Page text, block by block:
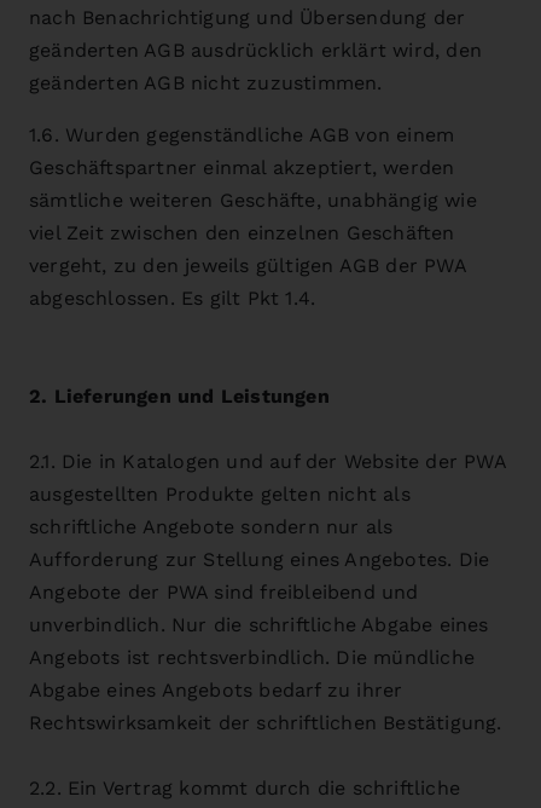
nach Benachrichtigung und Übersendung der
geänderten AGB ausdrücklich erklärt wird, den
geänderten AGB nicht zuzustimmen.
1.6. Wurden gegenständliche AGB von einem
Geschäftspartner einmal akzeptiert, werden
sämtliche weiteren Geschäfte, unabhängig wie
viel Zeit zwischen den einzelnen Geschäften
vergeht, zu den jeweils gültigen AGB der PWA
abgeschlossen. Es gilt Pkt 1.4.
2. Lieferungen und Leistungen
2.1. Die in Katalogen und auf der Website der PWA
ausgestellten Produkte gelten nicht als
schriftliche Angebote sondern nur als
Aufforderung zur Stellung eines Angebotes. Die
Angebote der PWA sind freibleibend und
unverbindlich. Nur die schriftliche Abgabe eines
Angebots ist rechtsverbindlich. Die mündliche
Abgabe eines Angebots bedarf zu ihrer
Rechtswirksamkeit der schriftlichen Bestätigung.
2.2. Ein Vertrag kommt durch die schriftliche